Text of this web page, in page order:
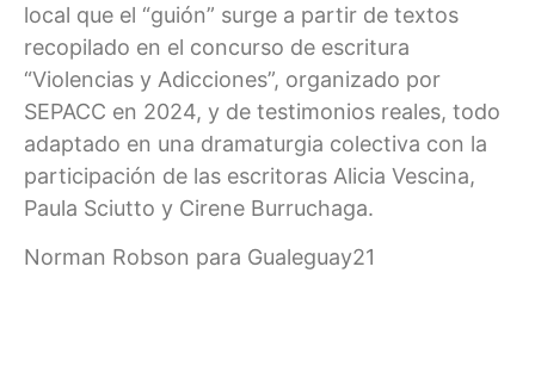
local que el “guión” surge a partir de textos
recopilado en el concurso de escritura
“Violencias y Adicciones”, organizado por
SEPACC en 2024, y de testimonios reales, todo
adaptado en una dramaturgia colectiva con la
participación de las escritoras Alicia Vescina,
Paula Sciutto y Cirene Burruchaga.
Norman Robson para Gualeguay21